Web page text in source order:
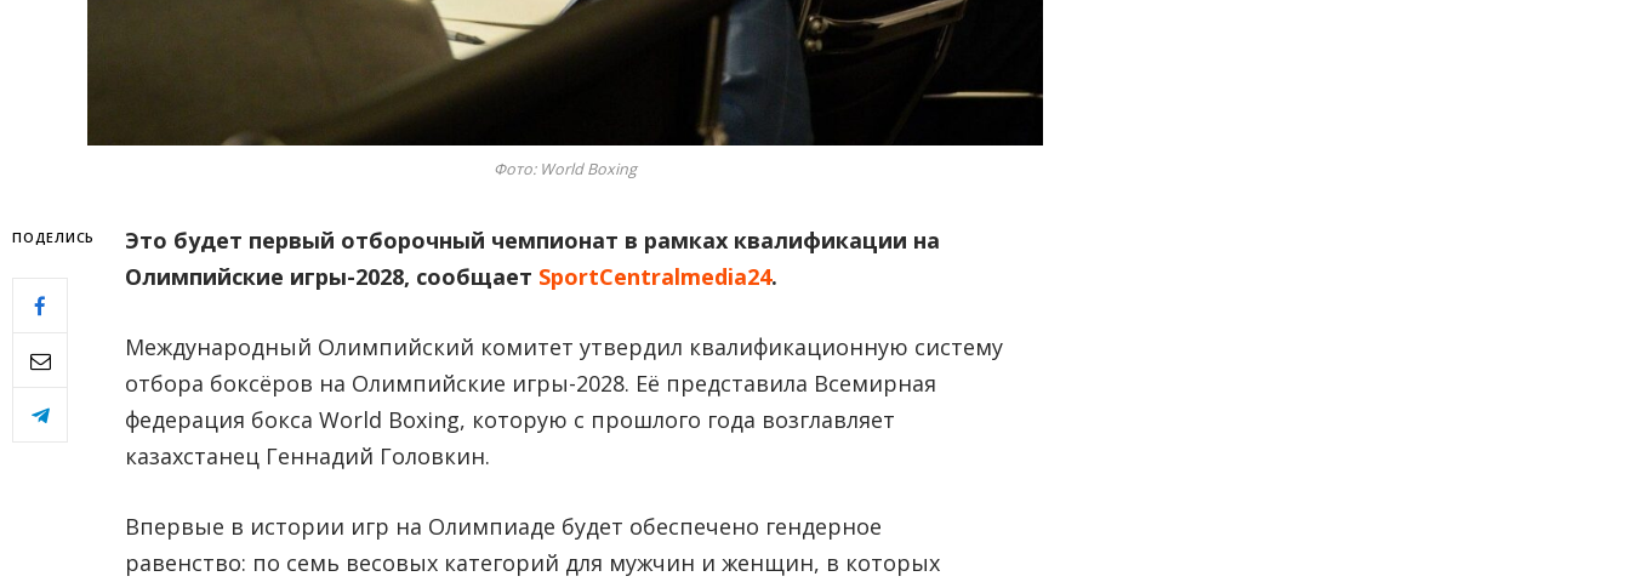
Фото: World Boxing
ПОДЕЛИCЬ
Это будет первый отборочный чемпионат в рамках квалификации на
Олимпийские игры-2028, сообщает SportCentralmedia24.
Международный Олимпийский комитет утвердил квалификационную систему
отбора боксёров на Олимпийские игры-2028. Её представила Всемирная
федерация бокса World Boxing, которую с прошлого года возглавляет
казахстанец Геннадий Головкин.
Впервые в истории игр на Олимпиаде будет обеспечено гендерное
равенство: по семь весовых категорий для мужчин и женщин, в которых